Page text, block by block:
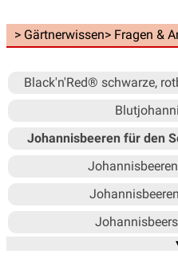
> Gärtnerwissen> Fragen &
Black'n'Red® schwarze,
Johannisbeeren für den
Rote